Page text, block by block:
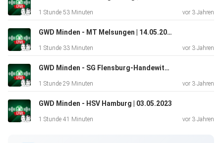
1 Stunde 53 Minuten vor 3 Jahren
GWD Minden - MT Melsungen | 14.05.2023
1 Stunde 33 Minuten vor 3 Jahren
GWD Minden - SG Flensburg-Handewitt | 11.05.2023
1 Stunde 29 Minuten vor 3 Jahren
GWD Minden - HSV Hamburg | 03.05.2023
1 Stunde 41 Minuten vor 3 Jahren